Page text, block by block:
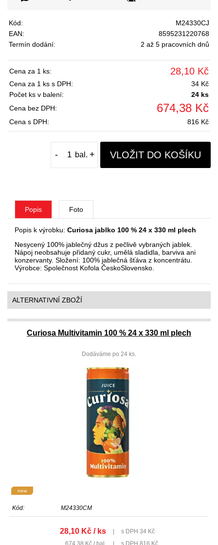
Kód:
M24330CJ
EAN:
8595231220768
Termín dodání:
2 až 5 pracovních dnů
Cena za 1 ks: 28,10 Kč
Cena za 1 ks s DPH:
34 Kč
Počet ks v balení:
24 ks
Cena bez DPH:
674,38 Kč
Cena s DPH: 816 Kč
- + VLOŽIT DO KOŠÍKU
Popis Foto
Popis k výrobku: Curiosa jablko 100 % 24 x 330 ml plech
Nesycený 100% jablečný džus z pečlivě vybraných jablek.
Nápoj neobsahuje přidaný cukr, umělá sladidla, barviva ani
konzervanty. Složení: 100% jablečná šťáva z koncentrátu.
Výrobce: Společnost Kofola ČeskoSlovensko.
ALTERNATIVNÍ ZBOŽÍ
Curiosa Multivitamin 100 % 24 x 330 ml plech
Dodáváme po 24 ks.
new
Kód: M24330CM
28,10 Kč / ks
s DPH 34 Kč
674,38 Kč / bal.
s DPH 816 Kč